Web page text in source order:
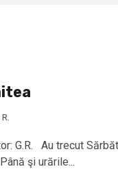
G.R. Au trecut
şi urările...